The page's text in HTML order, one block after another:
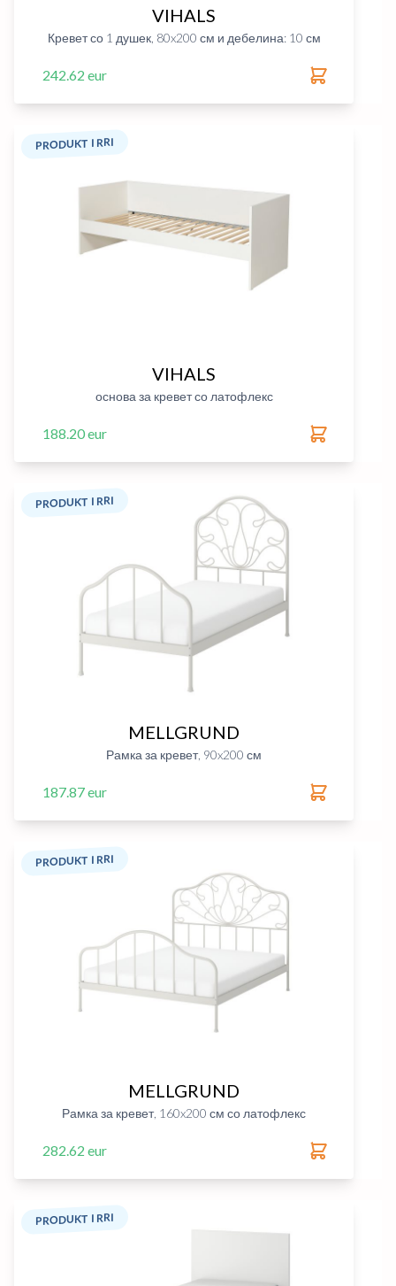
VIHALS
Кревет со 1 душек, 80x200 см и дебелина: 10 см
242.62 eur
PRODUKT I RRI
VIHALS
основа за кревет со латофлекс
188.20 eur
PRODUKT I RRI
MELLGRUND
Рамка за кревет, 90x200 см
187.87 eur
PRODUKT I RRI
MELLGRUND
Рамка за кревет, 160x200 см со латофлекс
282.62 eur
PRODUKT I RRI